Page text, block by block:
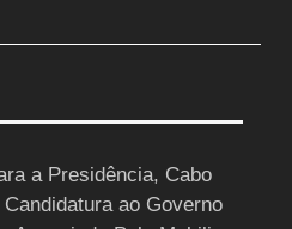
a Presidência, Cabo
Candidatura ao Governo